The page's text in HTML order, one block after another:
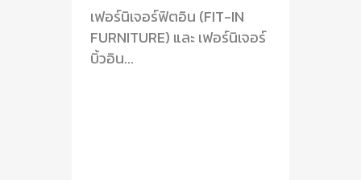
เฟอร์นิเจอร์ฟิตอิน (FIT-IN
FURNITURE) และ เฟอร์นิเจอร์
บิ้วอิน...